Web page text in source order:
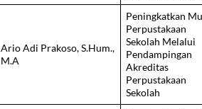
Ario Adi Prakoso, S.Hum.,
M.A
Peningkatkan
Perpustakaan
Sekolah Melalui
Pendampingan
Akreditas
Perpustakaan
Sekolah